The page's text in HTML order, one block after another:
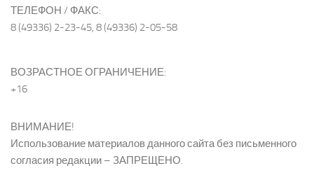
ТЕЛЕФОН / ФАКС:
8 (49336) 2-23-45, 8 (49336) 2-05-58
ВОЗРАСТНОЕ ОГРАНИЧЕНИЕ:
+16
ВНИМАНИЕ!
Использование материалов данного сайта без письменного
согласия редакции – ЗАПРЕЩЕНО.